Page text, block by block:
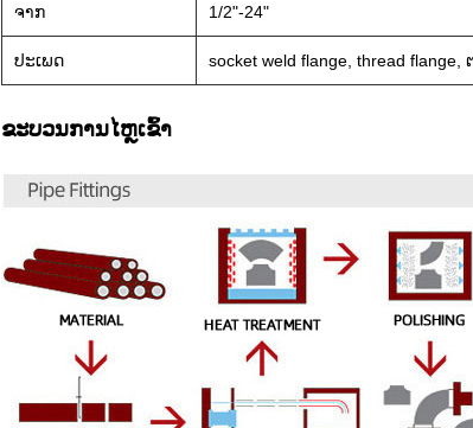
ຈາກ 1/2"-24"
ປະເພດ socket weld flange, thread flange,
ຂະບວນການໄຫຼເຂົ້າ